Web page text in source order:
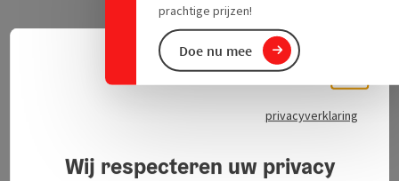
prachtige prijzen!
Doe nu mee
privacyverklaring
Wij respecteren uw privacy